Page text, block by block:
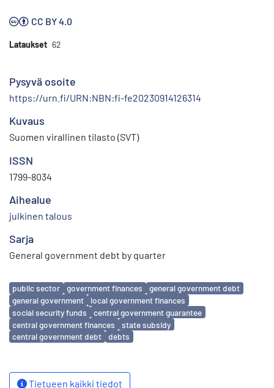
CC BY 4.0
Lataukset 62
Pysyvä osoite
https://urn.fi/URN:NBN:fi-fe20230914126314
Kuvaus
Suomen virallinen tilasto (SVT)
ISSN
1799-8034
Aihealue
julkinen talous
Sarja
General government debt by quarter
Avainsanat
public sector government finances
general government debt
general government
local government finances
social security funds
central government guarantee
central government finances
state subsidy
central government debt
debts
Tietueen kaikki tiedot